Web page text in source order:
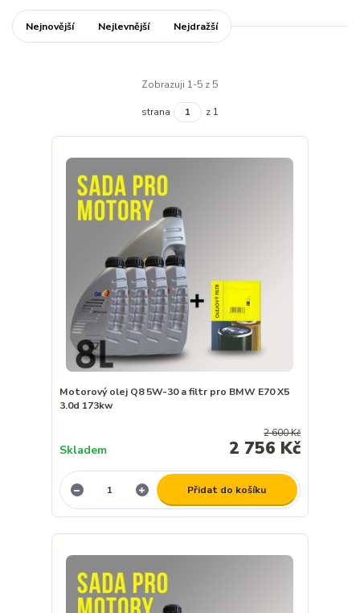
Nejnovější Nejlevnější Nejdražší
Zobrazuji 1-5 z 5
strana z 1
Motorový olej Q8 5W-30 a filtr pro BMW E70 X5
3.0d 173kw
2 600 Kč
2 756 Kč
Skladem
Přidat do košíku